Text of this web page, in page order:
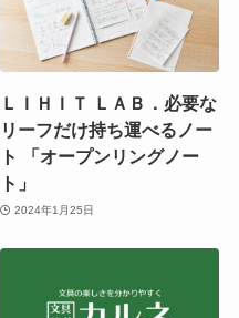
ＬＩＨＩＴ ＬＡＢ．必要な
リーフだけ持ち運べるノー
ト 「オープンリングノー
ト」
2024年1月25日